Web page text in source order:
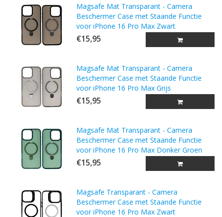
Magsafe Mat Transparant - Camera
Beschermer Case met Staande Functie
voor iPhone 16 Pro Max Zwart
€15,95
Magsafe Mat Transparant - Camera
Beschermer Case met Staande Functie
voor iPhone 16 Pro Max Grijs
€15,95
Magsafe Mat Transparant - Camera
Beschermer Case met Staande Functie
voor iPhone 16 Pro Max Donker Groen
€15,95
Magsafe Transparant - Camera
Beschermer Case met Staande Functie
voor iPhone 16 Pro Max Zwart